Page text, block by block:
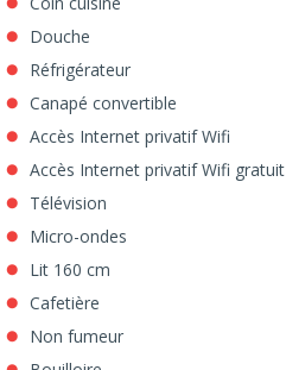
Douche
Réfrigérateur
Canapé convertible
Accès Internet privatif Wifi
Accès Internet privatif Wifi gratuit
Télévision
Micro-ondes
Lit 160 cm
Cafetière
Non fumeur